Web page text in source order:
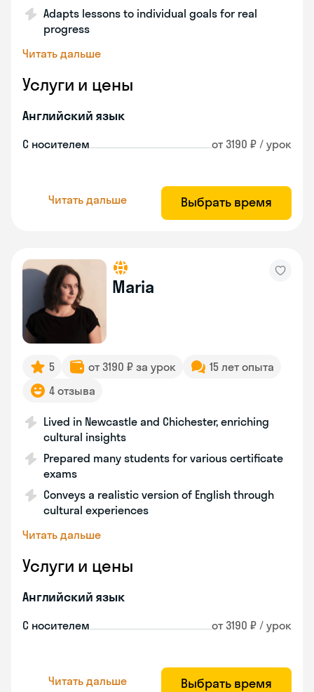
Adapts lessons to individual goals for real
progress
Читать дальше
Услуги и цены
Английский язык
С носителем от 3190 ₽ / урок
Читать дальше Выбрать время
Maria
5 от 3190 ₽ за урок
15 лет опыта
4 отзыва
Lived in Newcastle and Chichester, enriching
cultural insights
Prepared many students for various certificate
exams
Conveys a realistic version of English through
cultural experiences
Читать дальше
Услуги и цены
Английский язык
С носителем от 3190 ₽ / урок
Читать дальше Выбрать время